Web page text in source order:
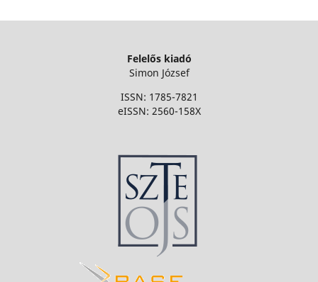
Felelős kiadó
Simon József
ISSN: 1785-7821
eISSN: 2560-158X